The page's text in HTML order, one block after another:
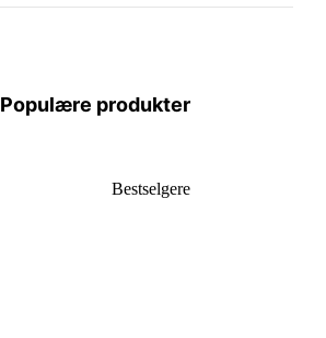
Populære produkter
Bestselgere